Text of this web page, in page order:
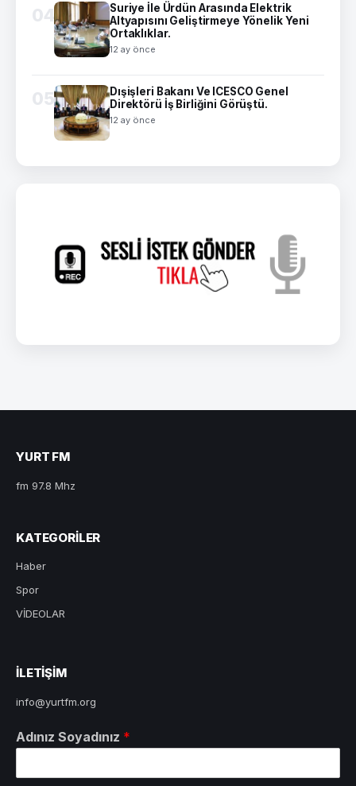
04
Suriye İle Ürdün Arasında Elektrik
Altyapısını Geliştirmeye Yönelik Yeni
Ortaklıklar.
12 ay önce
05
Dışişleri Bakanı Ve ICESCO Genel
Direktörü İş Birliğini Görüştü.
12 ay önce
YURT FM
fm 97.8 Mhz
KATEGORILER
Haber
Spor
VİDEOLAR
ILETIŞIM
info@yurtfm.org
Adınız Soyadınız *